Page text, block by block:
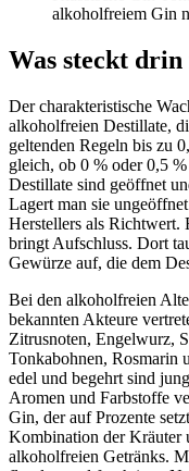
alkoholfreiem Gin
Was steckt
Der charakteristische
alkoholfreien Destillate,
geltenden Regeln bis zu
gleich, ob 0 % oder 0,5
Destillate sind geöffnet
Lagert man sie
Herstellers als
bringt Aufschluss. Dort
Gewürze auf, die dem
Bei den alkoholfreien
bekannten Akteure
Zitrusnoten, Engelwurz,
Tonkabohnen, Rosmarin
edel und begehrt sind
Aromen und Farbstoffe
Gin, der auf Prozente
Kombination der Kräuter
alkoholfreien Getränks.